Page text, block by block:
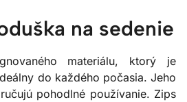
na sedenie
materiálu, ktorý je
do každého počasia. Jeho
pohodlné používanie. Zips